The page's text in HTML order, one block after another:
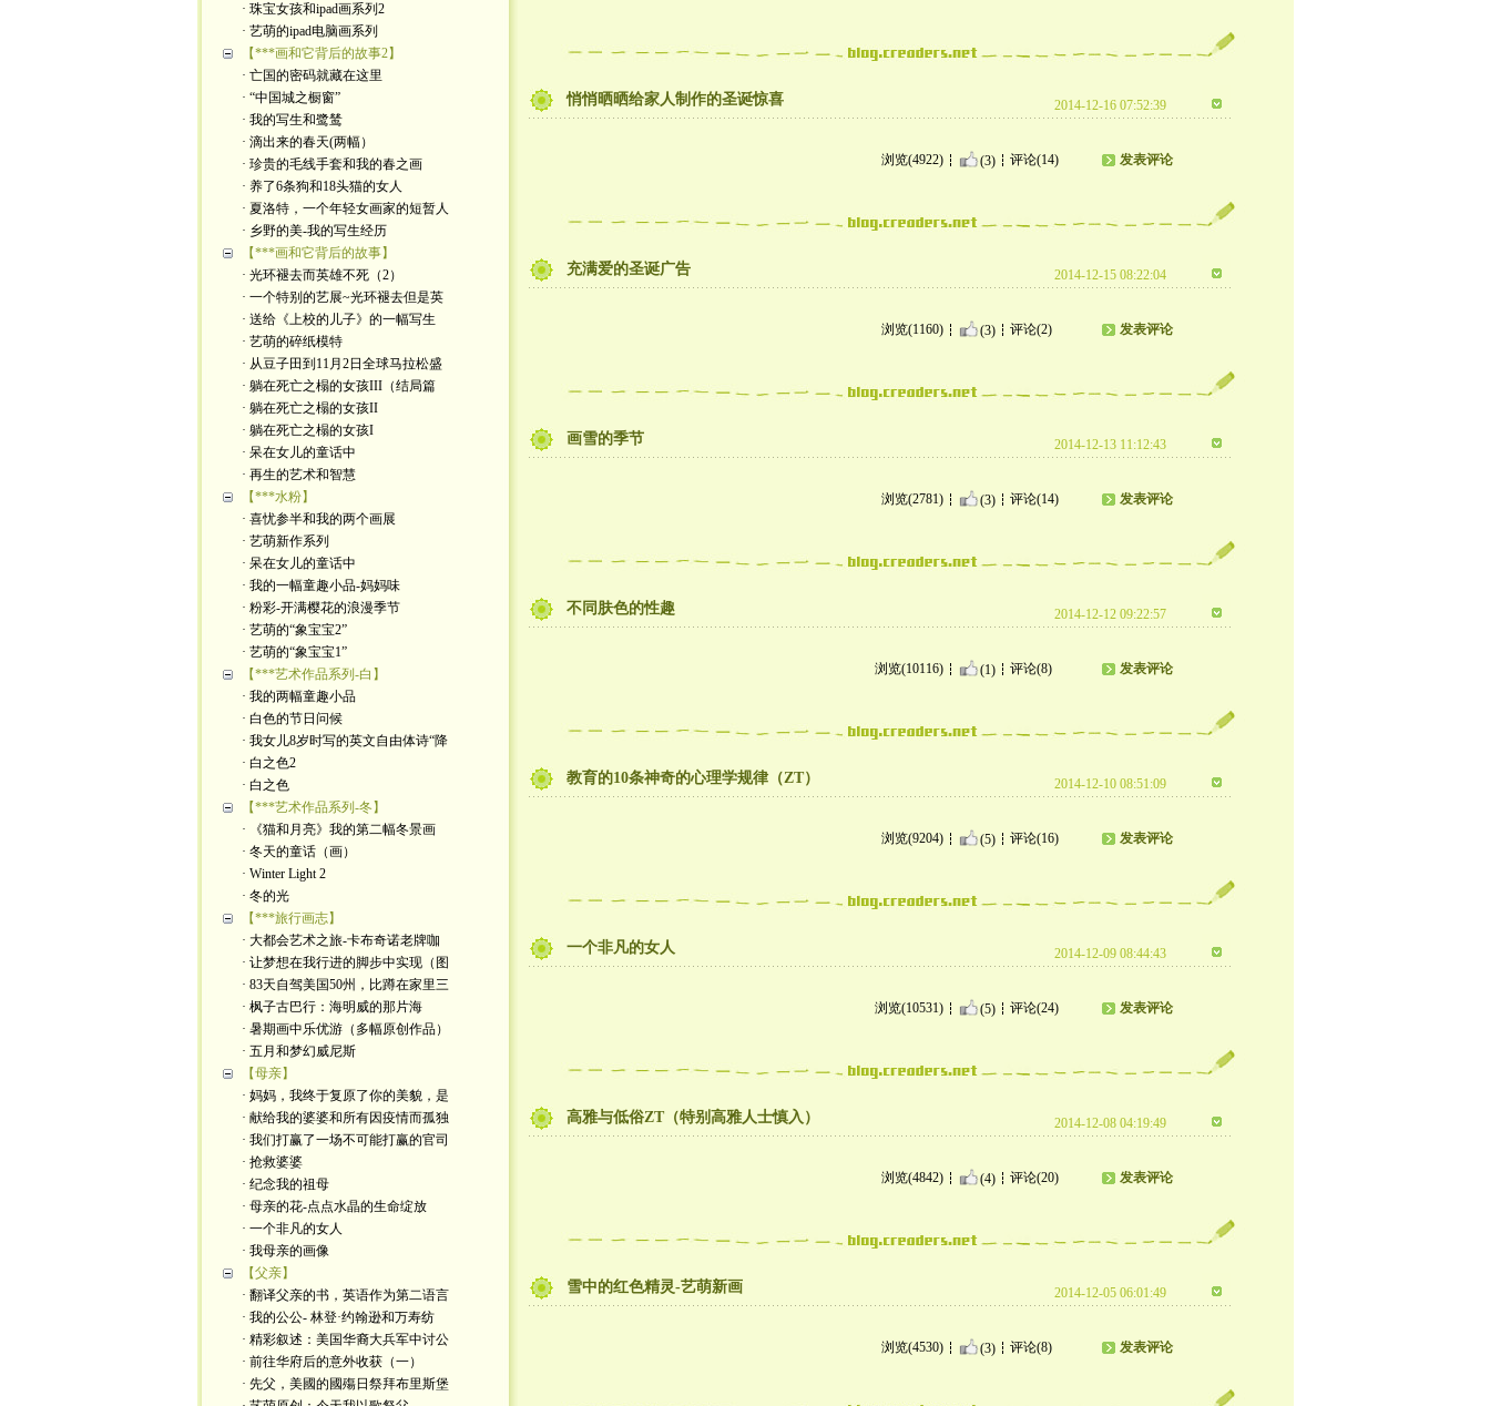
· 珠宝女孩和ipad画系列2
· 艺萌的ipad电脑画系列
【***画和它背后的故事2】
· 亡国的密码就藏在这里
· “中国城之橱窗”
· 我的写生和鹭鸶
· 滴出来的春天(两幅）
· 珍贵的毛线手套和我的春之画
· 养了6条狗和18头猫的女人
· 夏洛特，一个年轻女画家的短暂人
· 乡野的美-我的写生经历
【***画和它背后的故事】
· 光环褪去而英雄不死（2）
· 一个特别的艺展~光环褪去但是英
· 送给《上校的儿子》的一幅写生
· 艺萌的碎纸模特
· 从豆子田到11月2日全球马拉松盛
· 躺在死亡之榻的女孩III（结局篇
· 躺在死亡之榻的女孩II
· 躺在死亡之榻的女孩I
· 呆在女儿的童话中
· 再生的艺术和智慧
【***水粉】
· 喜忧参半和我的两个画展
· 艺萌新作系列
· 呆在女儿的童话中
· 我的一幅童趣小品-妈妈味
· 粉彩-开满樱花的浪漫季节
· 艺萌的“象宝宝2”
· 艺萌的“象宝宝1”
【***艺术作品系列-白】
· 我的两幅童趣小品
· 白色的节日问候
· 我女儿8岁时写的英文自由体诗“降
· 白之色2
· 白之色
【***艺术作品系列-冬】
· 《猫和月亮》我的第二幅冬景画
· 冬天的童话（画）
· Winter Light 2
· 冬的光
【***旅行画志】
· 大都会艺术之旅-卡布奇诺老牌咖
· 让梦想在我行进的脚步中实现（图
· 83天自驾美国50州，比蹲在家里三
· 枫子古巴行：海明威的那片海
· 暑期画中乐优游（多幅原创作品）
· 五月和梦幻威尼斯
【母亲】
· 妈妈，我终于复原了你的美貌，是
· 献给我的婆婆和所有因疫情而孤独
· 我们打赢了一场不可能打赢的官司
· 抢救婆婆
· 纪念我的祖母
· 母亲的花-点点水晶的生命绽放
· 一个非凡的女人
· 我母亲的画像
【父亲】
· 翻译父亲的书，英语作为第二语言
· 我的公公- 林登·约翰逊和万寿纺
· 精彩叙述：美国华裔大兵军中讨公
· 前往华府后的意外收获（一）
· 先父，美國的國殤日祭拜布里斯堡
悄悄晒晒给家人制作的圣诞惊喜 2014-12-16 07:52:39
浏览(4922) (3) 评论(14) 发表评论
充满爱的圣诞广告 2014-12-15 08:22:04
浏览(1160) (3) 评论(2) 发表评论
画雪的季节 2014-12-13 11:12:43
浏览(2781) (3) 评论(14) 发表评论
不同肤色的性趣 2014-12-12 09:22:57
浏览(10116) (1) 评论(8) 发表评论
教育的10条神奇的心理学规律（ZT） 2014-12-10 08:51:09
浏览(9204) (5) 评论(16) 发表评论
一个非凡的女人 2014-12-09 08:44:43
浏览(10531) (5) 评论(24) 发表评论
高雅与低俗ZT（特别高雅人士慎入） 2014-12-08 04:19:49
浏览(4842) (4) 评论(20) 发表评论
雪中的红色精灵-艺萌新画 2014-12-05 06:01:49
浏览(4530) (3) 评论(8) 发表评论